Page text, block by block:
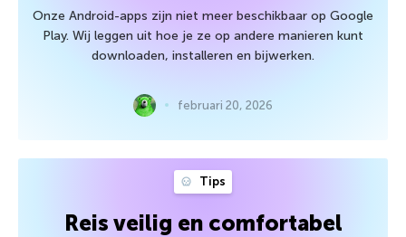
Onze Android-apps zijn niet meer beschikbaar op Google
Play. Wij leggen uit hoe je ze op andere manieren kunt
downloaden, installeren en bijwerken.
februari 20, 2026
Tips
Reis veilig en comfortabel